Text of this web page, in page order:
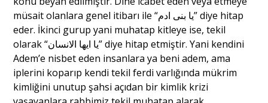
müsait olanlara genel itibarı ile “یا بنی ادم” diye hitap
eder. İkinci gurup yani muhatap kitleye ise, tekil
olarak “یا ایها الانسان” diye hitap etmiştir. Yani kendini
Adem’e nisbet eden insanlara ya beni adem, ama
iplerini koparıp kendi tekil ferdi varlığında mükrim
kimliğini unutup şahsi açıdan bir kimlik krizi